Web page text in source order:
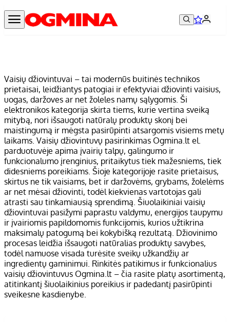
Vaisių džiovintuvai – tai modernūs buitinės technikos
prietaisai, leidžiantys patogiai ir efektyviai džiovinti vaisius,
uogas, daržoves ar net žoleles namų sąlygomis. Ši
elektronikos kategorija skirta tiems, kurie vertina sveiką
mitybą, nori išsaugoti natūralų produktų skonį bei
maistingumą ir mėgsta pasirūpinti atsargomis visiems metų
laikams. Vaisių džiovintuvų pasirinkimas Ogmina.lt el.
parduotuvėje apima įvairių talpų, galingumo ir
funkcionalumo įrenginius, pritaikytus tiek mažesniems, tiek
didesniems poreikiams. Šioje kategorijoje rasite prietaisus,
skirtus ne tik vaisiams, bet ir daržovėms, grybams, žolelėms
ar net mėsai džiovinti, todėl kiekvienas vartotojas gali
atrasti sau tinkamiausią sprendimą. Šiuolaikiniai vaisių
džiovintuvai pasižymi paprastu valdymu, energijos taupymu
ir įvairiomis papildomomis funkcijomis, kurios užtikrina
maksimalų patogumą bei kokybišką rezultatą. Džiovinimo
procesas leidžia išsaugoti natūralias produktų savybes,
todėl namuose visada turėsite sveikų užkandžių ar
ingredientų gaminimui. Rinkitės patikimus ir funkcionalius
vaisių džiovintuvus Ogmina.lt – čia rasite platų asortimentą,
atitinkantį šiuolaikinius poreikius ir padedantį pasirūpinti
sveikesne kasdienybe.